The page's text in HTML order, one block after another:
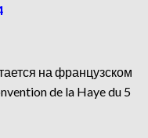
на французском
de la Haye du 5